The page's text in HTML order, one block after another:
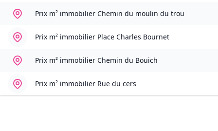
Prix m² immobilier Chemin du moulin du trou
Prix m² immobilier Place Charles Bournet
Prix m² immobilier Chemin du Bouich
Prix m² immobilier Rue du cers